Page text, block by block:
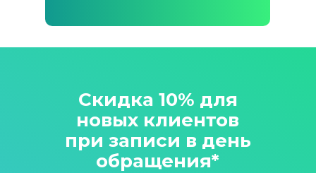
Скидка 10% для
новых клиентов
при записи в день
обращения*